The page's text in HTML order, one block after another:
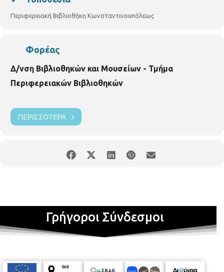
Περιφερειακή Βιβλιοθήκη Κωνσταντινουπόλεως
Φορέας
Δ/νση Βιβλιοθηκών και Μουσείων - Τμήμα
Περιφερειακών Βιβλιοθηκών
ΠΕΡΙΣΣΌΤΕΡΑ
Γρήγοροι Σύνδεσμοι